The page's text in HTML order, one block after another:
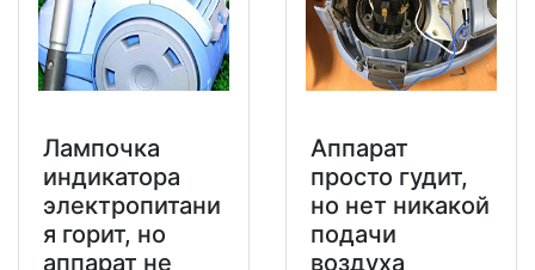
Лампочка
индикатора
электропитани
я горит, но
аппарат не
Аппарат
просто гудит,
но нет никакой
подачи
воздуха